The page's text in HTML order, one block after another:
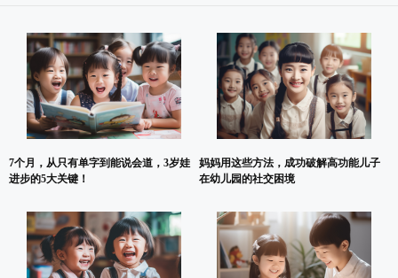
7个月，从只有单字到能说会道，3岁娃
进步的5大关键！
妈妈用这些方法，成功破解高功能儿子
在幼儿园的社交困境